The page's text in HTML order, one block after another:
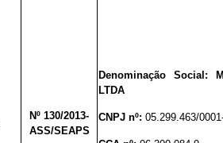
Nº 130/2013-
ASS/SEAPS
Denominação Social:
LTDA
CNPJ nº:05.299.463/